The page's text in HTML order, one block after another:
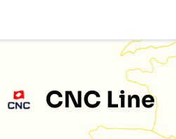
CNC Line